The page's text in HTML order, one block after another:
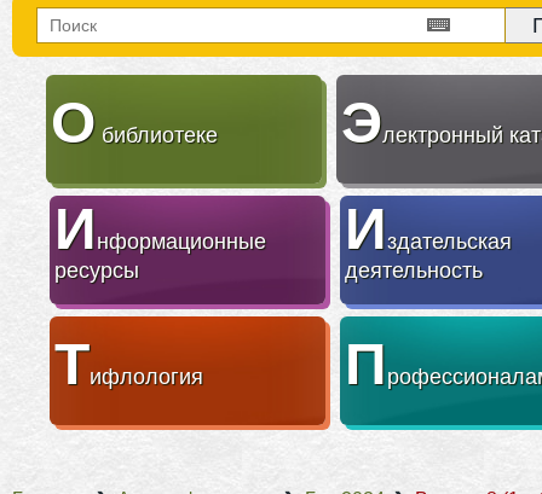
О библиотеке Электронный
Информационные
ресурсы
Издательская
деятельность
Тифлология П